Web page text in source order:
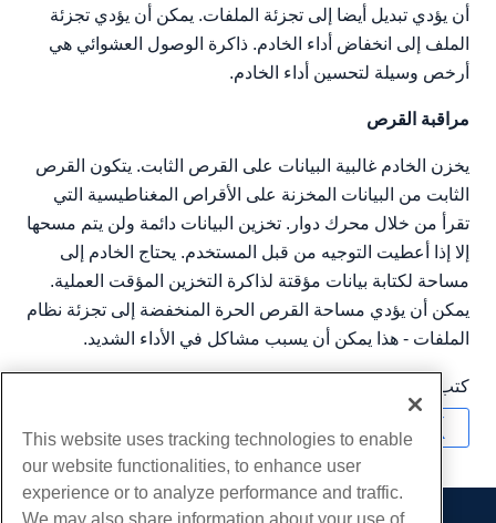
أن يؤدي تبديل أيضا إلى تجزئة الملفات. يمكن أن يؤدي تجزئة
الملف إلى انخفاض أداء الخادم. ذاكرة الوصول العشوائي هي
أرخص وسيلة لتحسين أداء الخادم.
مراقبة القرص
يخزن الخادم غالبية البيانات على القرص الثابت. يتكون القرص
الثابت من البيانات المخزنة على الأقراص المغناطيسية التي
تقرأ من خلال محرك دوار. تخزين البيانات دائمة ولن يتم مسحها
إلا إذا أعطيت التوجيه من قبل المستخدم. يحتاج الخادم إلى
مساحة لكتابة بيانات مؤقتة لذاكرة التخزين المؤقت العملية.
يمكن أن يؤدي مساحة القرص الحرة المنخفضة إلى تجزئة نظام
الملفات - هذا يمكن أن يسبب مشاكل في الأداء الشديد.
كتب بواسطة
This website uses tracking technologies to enable
our website functionalities, to enhance user
experience or to analyze performance and traffic.